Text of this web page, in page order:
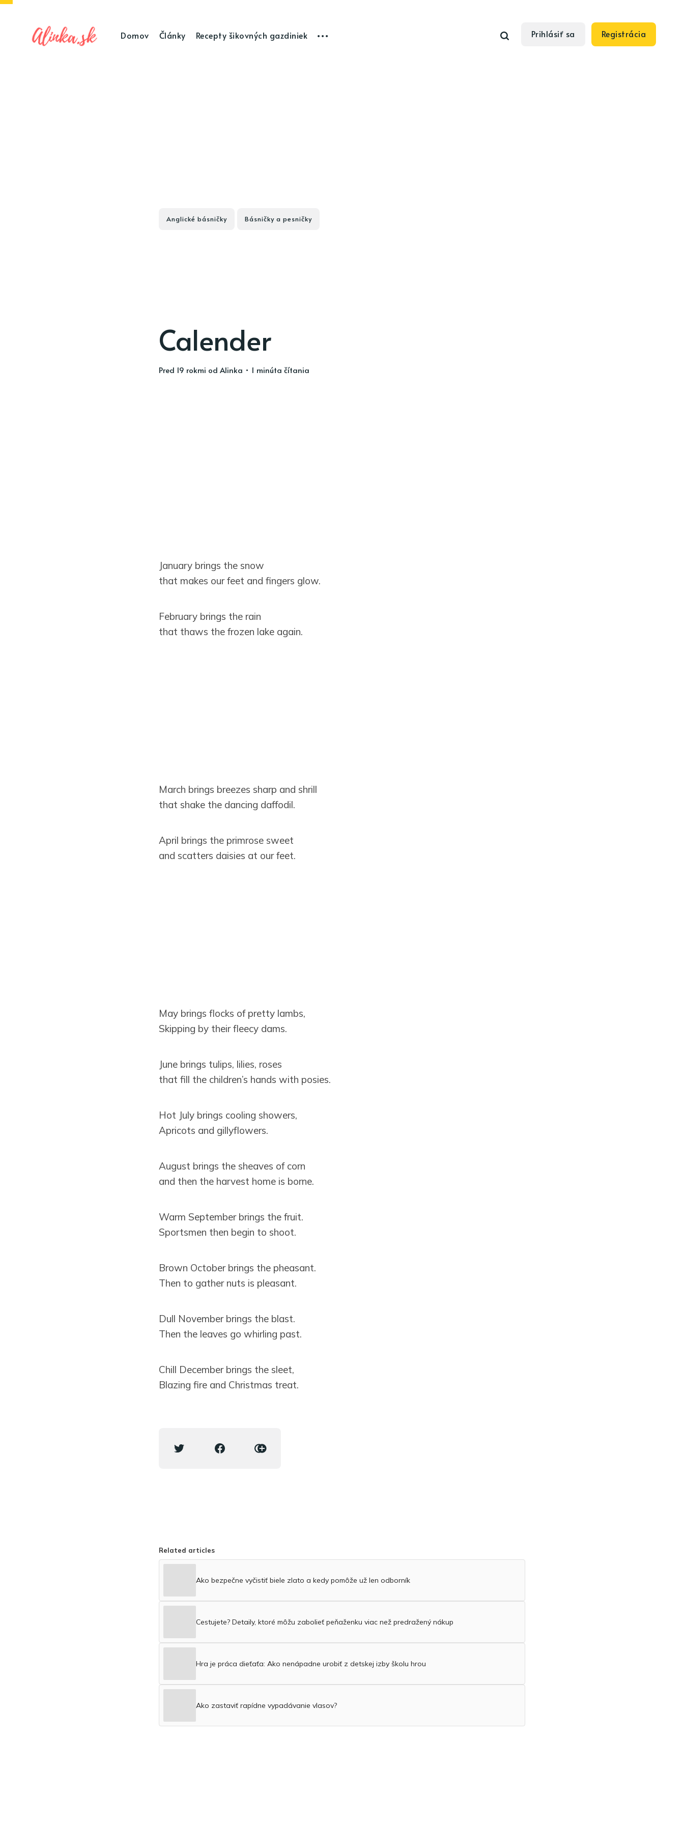
Domov Články Recepty šikovných gazdiniek Prihlásiť sa Registrácia
Anglické básničky Básničky a pesničky
Calender
pred 19 rokmi od Alinka • 1 minúta čítania
January brings the snow
that makes our feet and fingers glow.
February brings the rain
that thaws the frozen lake again.
March brings breezes sharp and shrill
that shake the dancing daffodil.
April brings the primrose sweet
and scatters daisies at our feet.
May brings flocks of pretty lambs,
Skipping by their fleecy dams.
June brings tulips, lilies, roses
that fill the children’s hands with posies.
Hot July brings cooling showers,
Apricots and gillyflowers.
August brings the sheaves of corn
and then the harvest home is borne.
Warm September brings the fruit.
Sportsmen then begin to shoot.
Brown October brings the pheasant.
Then to gather nuts is pleasant.
Dull November brings the blast.
Then the leaves go whirling past.
Chill December brings the sleet,
Blazing fire and Christmas treat.
Related articles
Ako bezpečne vyčistiť biele zlato a kedy pomôže už len odborník
Cestujete? Detaily, ktoré môžu zabolieť peňaženku viac než predražený nákup
Hra je práca dieťaťa: Ako nenápadne urobiť z detskej izby školu hrou
Ako zastaviť rapídne vypadávanie vlasov?